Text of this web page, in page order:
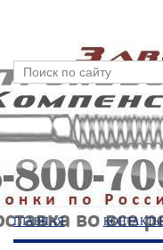
ГЛАВНАЯ КОНТАКТЫ